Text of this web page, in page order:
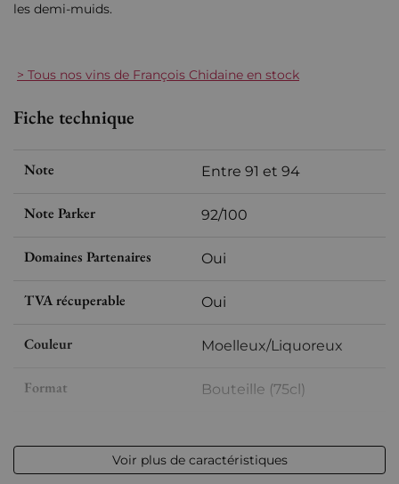
les demi-muids.
> Tous nos vins de François Chidaine en stock
Fiche technique
Note Entre 91 et 94
Note Parker 92/100
Domaines Partenaires Oui
TVA récuperable Oui
Couleur Moelleux/Liquoreux
Format Bouteille (75cl)
Volume 12,50 % vol - 75 cl
Voir plus de caractéristiques